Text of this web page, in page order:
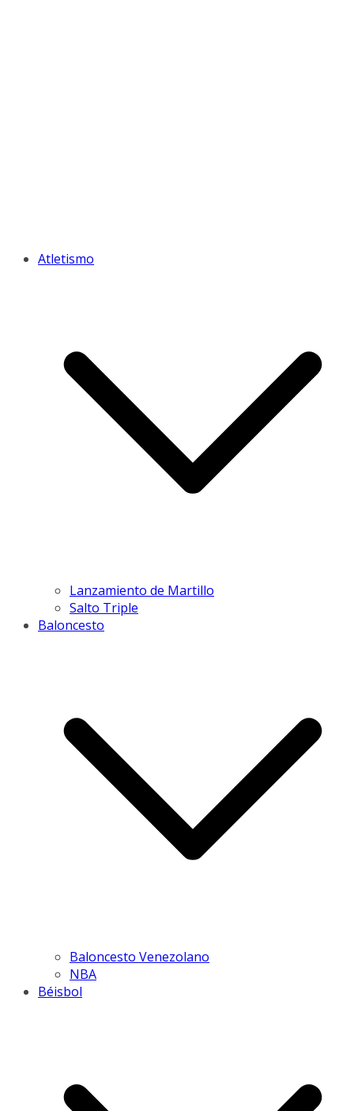
Atletismo
Lanzamiento de Martillo
Salto Triple
Baloncesto
Baloncesto Venezolano
NBA
Béisbol